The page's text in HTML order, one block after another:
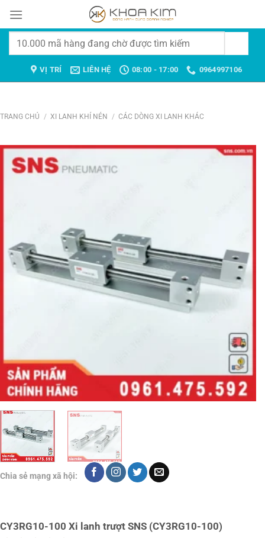
đến
Tìm
VỊ TRÍ LIÊN HỆ 08:00 - 17:00 0964997106
TRANG CHỦ / XI LANH KHÍ NÉN / CÁC DÒNG XI LANH KHÁC
Chia sẻ mạng xã hội:
CY3RG10-100 Xi lanh trượt SNS (CY3RG10-100)